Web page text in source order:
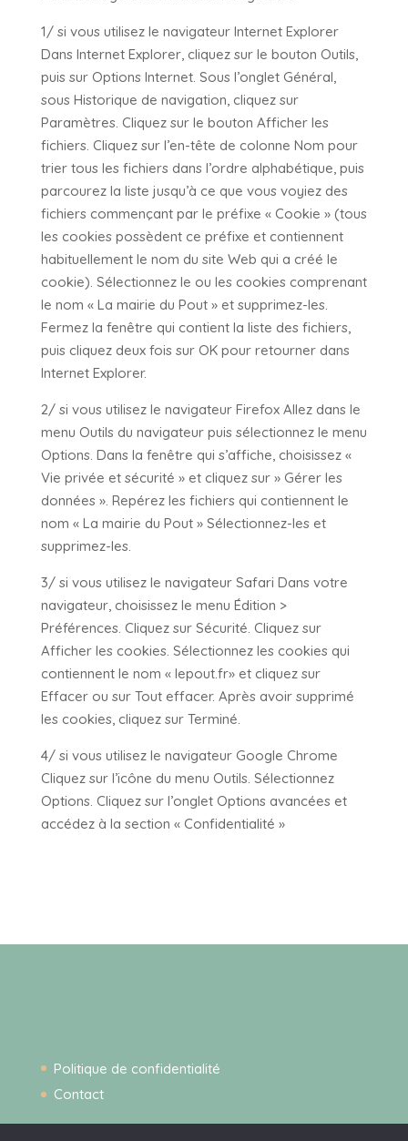
1/ si vous utilisez le navigateur Internet Explorer
Dans Internet Explorer, cliquez sur le bouton Outils,
puis sur Options Internet. Sous l’onglet Général,
sous Historique de navigation, cliquez sur
Paramètres. Cliquez sur le bouton Afficher les
fichiers. Cliquez sur l’en-tête de colonne Nom pour
trier tous les fichiers dans l’ordre alphabétique, puis
parcourez la liste jusqu’à ce que vous voyiez des
fichiers commençant par le préfixe « Cookie » (tous
les cookies possèdent ce préfixe et contiennent
habituellement le nom du site Web qui a créé le
cookie). Sélectionnez le ou les cookies comprenant
le nom « La mairie du Pout » et supprimez-les.
Fermez la fenêtre qui contient la liste des fichiers,
puis cliquez deux fois sur OK pour retourner dans
Internet Explorer.
2/ si vous utilisez le navigateur Firefox Allez dans le
menu Outils du navigateur puis sélectionnez le menu
Options. Dans la fenêtre qui s’affiche, choisissez «
Vie privée et sécurité » et cliquez sur » Gérer les
données ». Repérez les fichiers qui contiennent le
nom « La mairie du Pout » Sélectionnez-les et
supprimez-les.
3/ si vous utilisez le navigateur Safari Dans votre
navigateur, choisissez le menu Édition >
Préférences. Cliquez sur Sécurité. Cliquez sur
Afficher les cookies. Sélectionnez les cookies qui
contiennent le nom « lepout.fr» et cliquez sur
Effacer ou sur Tout effacer. Après avoir supprimé
les cookies, cliquez sur Terminé.
4/ si vous utilisez le navigateur Google Chrome
Cliquez sur l’icône du menu Outils. Sélectionnez
Options. Cliquez sur l’onglet Options avancées et
accédez à la section « Confidentialité »
Politique de confidentialité
Contact